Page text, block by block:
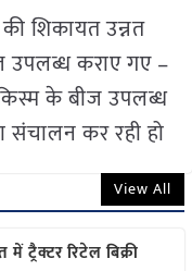
शिकायत उन्नत
उपलब्ध कराए गए –
के बीज उपलब्ध
संचालन कर रही हो
View All
ट्रैक्टर रिटेल बिक्री